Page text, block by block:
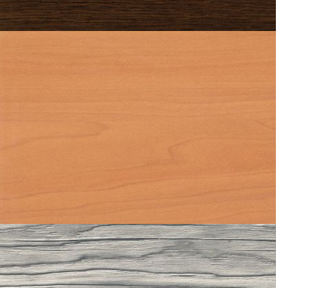
URBAN SPRUCE 0217